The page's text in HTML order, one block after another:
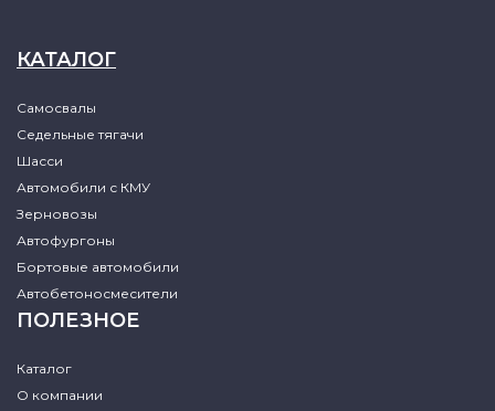
КАТАЛОГ
Самосвалы
Седельные тягачи
Шасси
Автомобили с КМУ
Зерновозы
Автофургоны
Бортовые автомобили
Автобетоносмесители
ПОЛЕЗНОЕ
Каталог
О компании